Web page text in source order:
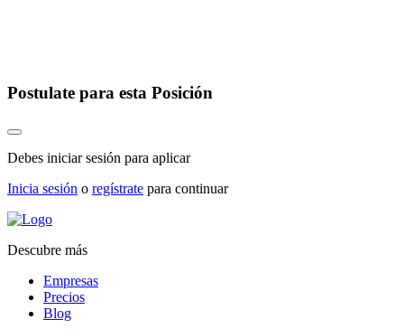
Postulate para esta Posición
Debes iniciar sesión para aplicar
Inicia sesión o regístrate para continuar
Descubre más
Empresas
Precios
Blog